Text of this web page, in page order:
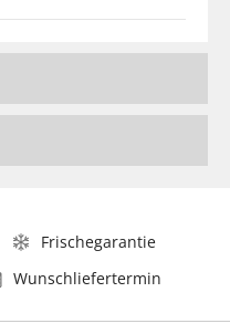
Frischegarantie
Wunschliefertermin